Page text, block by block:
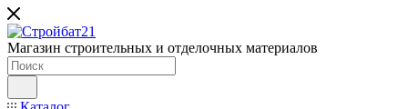
Магазин строительных и отделочных материалов